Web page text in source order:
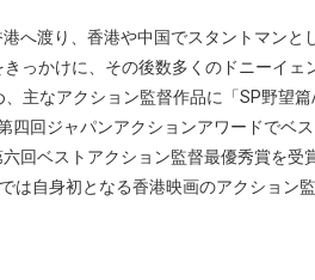
へ渡り、香港や中国でスタントマンと
っかけに、その後数多くのドニーイェ
主なアクション監督作品に「SP野望篇
四回ジャパンアクションアワードでベ
回ベストアクション監督最優秀賞を受
自身初となる香港映画のアクション監